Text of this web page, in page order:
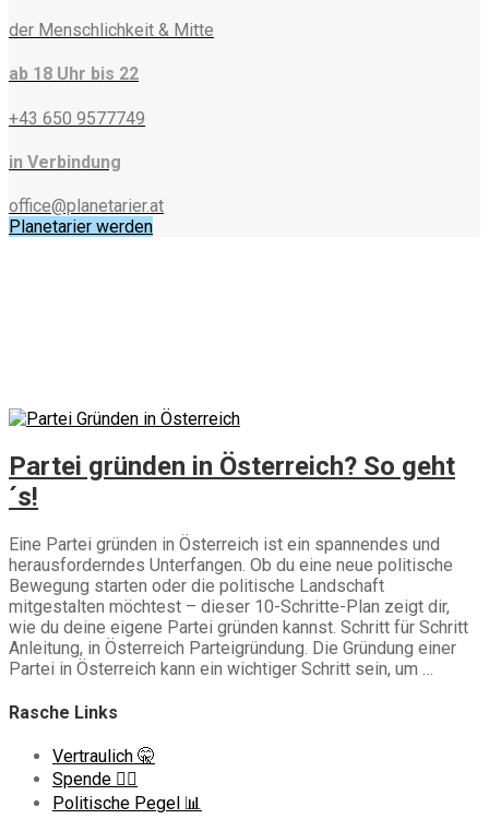
der Menschlichkeit & Mitte
ab 18 Uhr bis 22
+43 650 9577749
in Verbindung
office@planetarier.at
Planetarier werden
Partei gründen in Österreich? So geht
´s!
Eine Partei gründen in Österreich ist ein spannendes und
herausforderndes Unterfangen. Ob du eine neue politische
Bewegung starten oder die politische Landschaft
mitgestalten möchtest – dieser 10-Schritte-Plan zeigt dir,
wie du deine eigene Partei gründen kannst. Schritt für Schritt
Anleitung, in Österreich Parteigründung. Die Gründung einer
Partei in Österreich kann ein wichtiger Schritt sein, um …
Rasche Links
Vertraulich 🤫
Spende ❤️‍🔥
Politische Pegel 📊